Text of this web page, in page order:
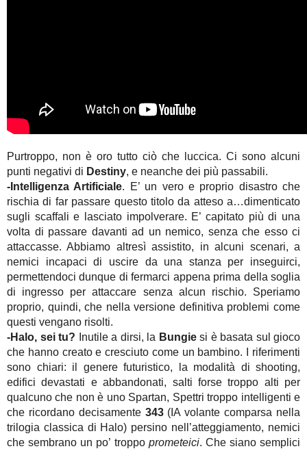
Purtroppo, non è oro tutto ciò che luccica. Ci sono alcuni
punti negativi di Destiny, e neanche dei più passabili.
-Intelligenza Artificiale. E’ un vero e proprio disastro che
rischia di far passare questo titolo da atteso a…dimenticato
sugli scaffali e lasciato impolverare. E’ capitato più di una
volta di passare davanti ad un nemico, senza che esso ci
attaccasse. Abbiamo altresì assistito, in alcuni scenari, a
nemici incapaci di uscire da una stanza per inseguirci,
permettendoci dunque di fermarci appena prima della soglia
di ingresso per attaccare senza alcun rischio. Speriamo
proprio, quindi, che nella versione definitiva problemi come
questi vengano risolti.
-Halo, sei tu? Inutile a dirsi, la Bungiesi è basata sul gioco
che hanno creato e cresciuto come un bambino. I riferimenti
sono chiari: il genere futuristico, la modalità di shooting,
edifici devastati e abbandonati, salti forse troppo alti per
qualcuno che non è uno Spartan, Spettri troppo intelligenti e
che ricordano decisamente 343(IA volante comparsa nella
trilogia classica di Halo) persino nell’atteggiamento, nemici
che sembrano un po’ troppo prometeici. Che siano semplici